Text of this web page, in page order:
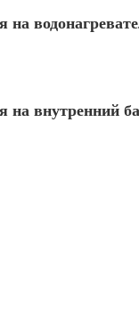
на
на внутренний